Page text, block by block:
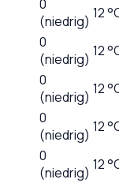
0
(niedrig) 12
0
(niedrig) 12
0
(niedrig) 12
0
(niedrig) 12
0
(niedrig) 12